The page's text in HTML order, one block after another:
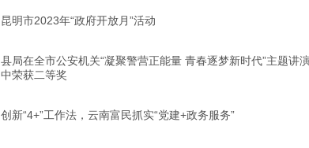
昆明市2023年“政府开放月”活动
县局在全市公安机关“凝聚警营正能量 青春逐梦新时代”主题讲
中荣获二等奖
创新“4+”工作法，云南富民抓实“党建+政务服务”